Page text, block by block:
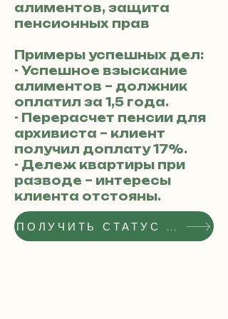
алиментов, защита
пенсионных прав
Примеры успешных дел:
- Успешное взыскание
алиментов – должник
оплатил за 1,5 года.
- Перерасчет пенсии для
архивиста – клиент
получил доплату 17%.
- Дележ квартиры при
разводе – интересы
клиента отстояны.
ПОЛУЧИТЬ СТАТУС РЕКОМЕНДОВАННОГО АДВОКАТА